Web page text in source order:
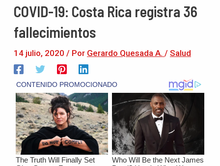
COVID-19: Costa Rica registra 36
fallecimientos
14 julio, 2020 / Por Gerardo Quesada A. / Salud